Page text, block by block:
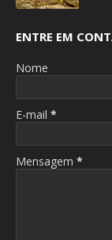
ENTRE EM
Nome
E-mail *
Mensagem *